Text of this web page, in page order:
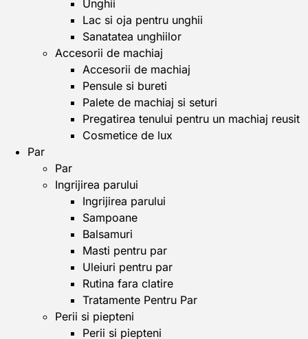
Unghii
Lac si oja pentru unghii
Sanatatea unghiilor
Accesorii de machiaj
Accesorii de machiaj
Pensule si bureti
Palete de machiaj si seturi
Pregatirea tenului pentru un machiaj reusit
Cosmetice de lux
Par
Par
Ingrijirea parului
Ingrijirea parului
Sampoane
Balsamuri
Masti pentru par
Uleiuri pentru par
Rutina fara clatire
Tratamente Pentru Par
Perii si piepteni
Perii si piepteni